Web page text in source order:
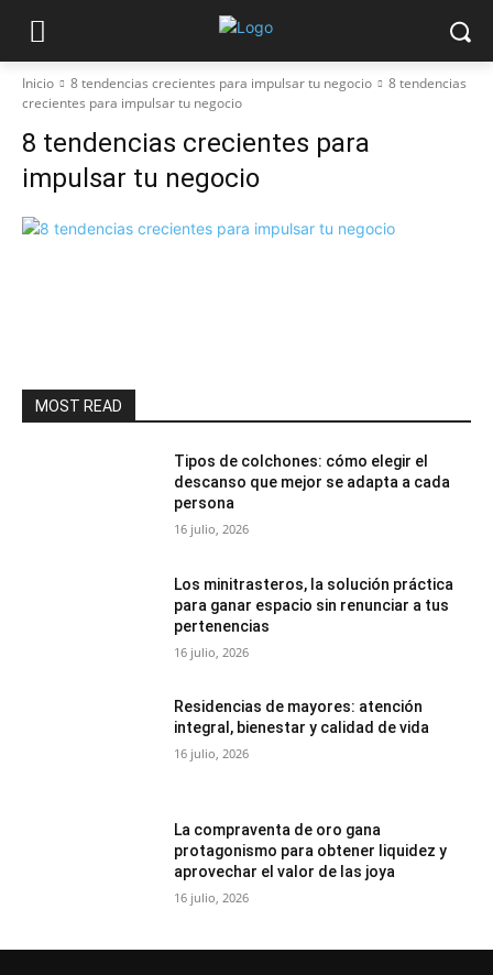
Inicio 8 tendencias crecientes para impulsar tu negocio
8 tendencias
crecientes para impulsar tu negocio
8 tendencias crecientes para
impulsar tu negocio
MOST READ
Tipos de colchones: cómo elegir el
descanso que mejor se adapta a cada
persona
16 julio, 2026
Los minitrasteros, la solución práctica
para ganar espacio sin renunciar a tus
pertenencias
16 julio, 2026
Residencias de mayores: atención
integral, bienestar y calidad de vida
16 julio, 2026
La compraventa de oro gana
protagonismo para obtener liquidez y
aprovechar el valor de las joya
16 julio, 2026